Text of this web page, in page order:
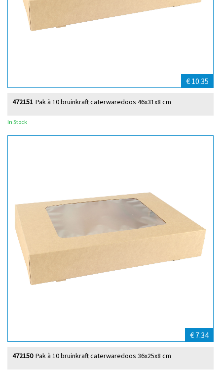
€ 10.35
Pak à 10 bruinkraft caterwaredoos 46x31x8 cm
472151
In Stock
€ 7.34
Pak à 10 bruinkraft caterwaredoos 36x25x8 cm
472150